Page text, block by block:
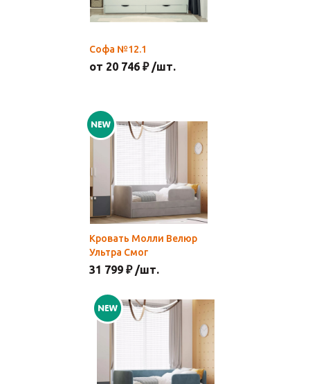
Софа №12.1
от 20 746 ₽ /шт.
Кровать Молли Велюр
Ультра Смог
31 799 ₽ /шт.